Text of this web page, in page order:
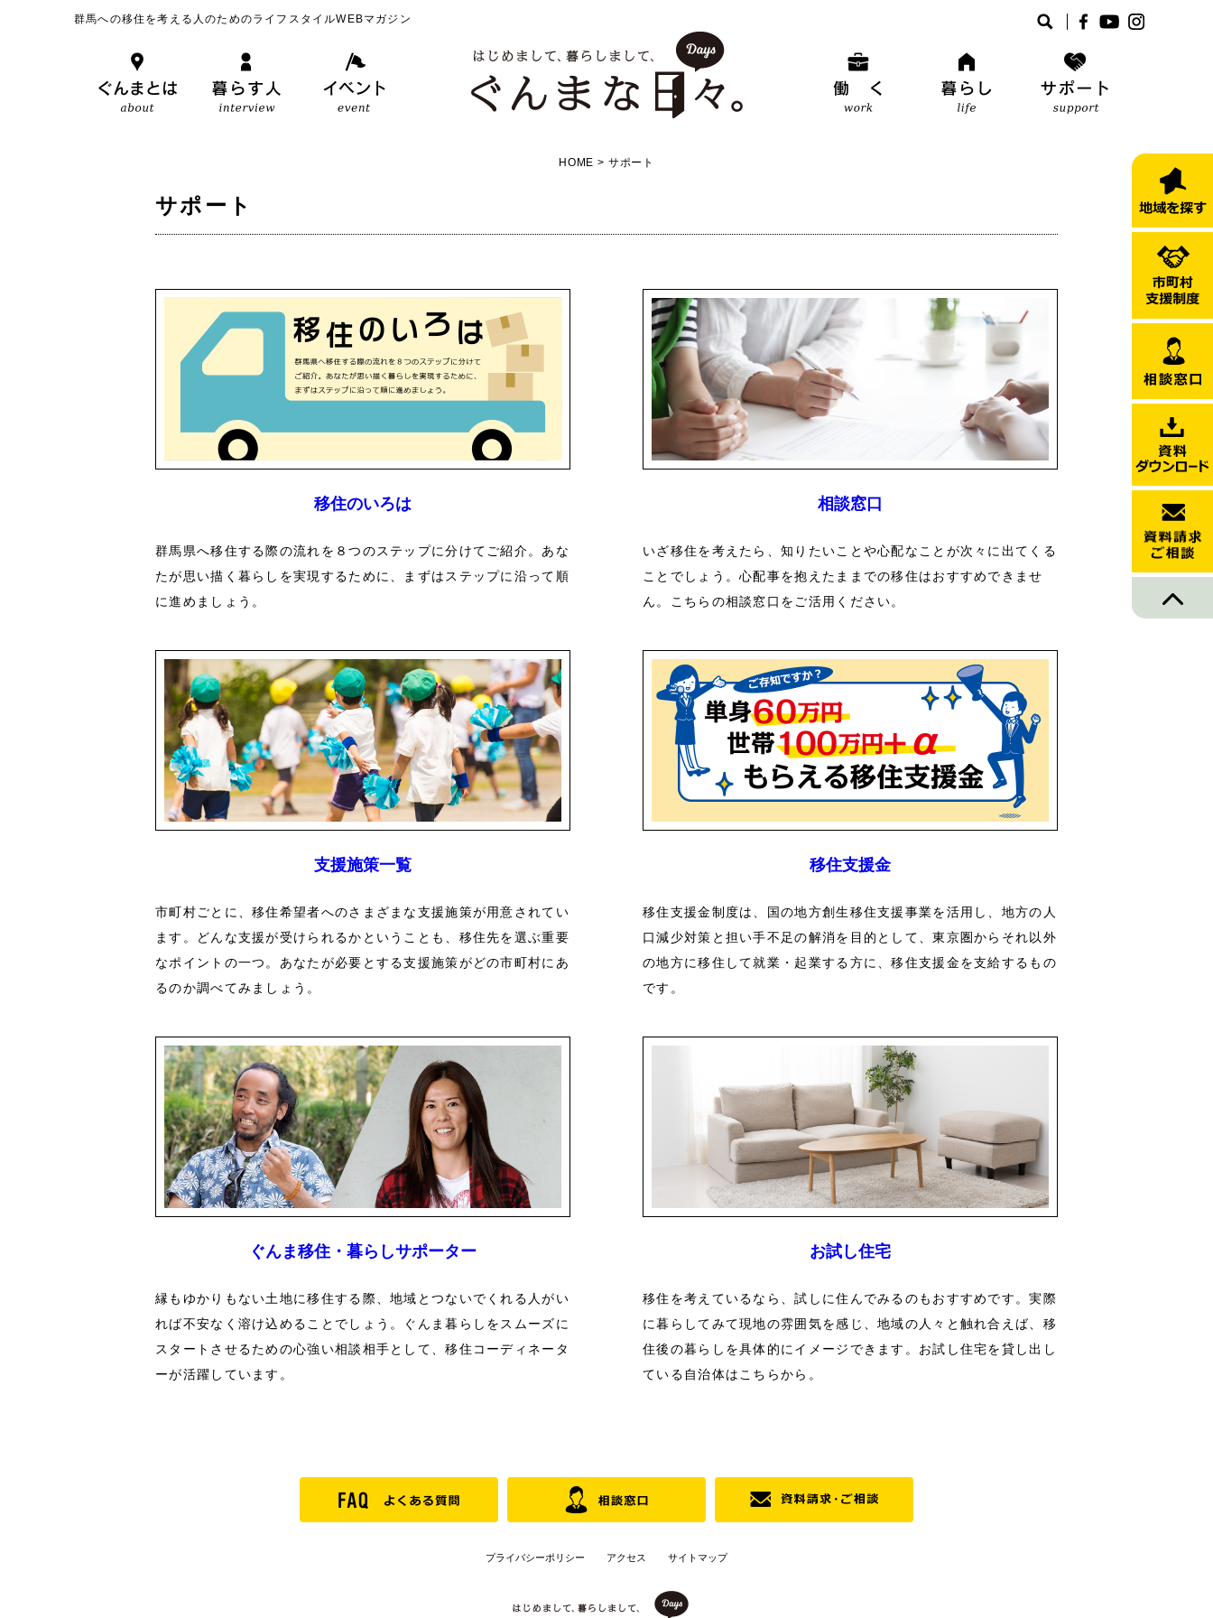
群馬への移住を考える人のためのライフスタイルWEBマガジン
HOME > サポート
サポート
移住のいろは
群馬県へ移住する際の流れを８つのステップに分けてご紹介。あな
たが思い描く暮らしを実現するために、まずはステップに沿って順
に進めましょう。
相談窓口
いざ移住を考えたら、知りたいことや心配なことが次々に出てくる
ことでしょう。心配事を抱えたままでの移住はおすすめできませ
ん。こちらの相談窓口をご活用ください。
支援施策一覧
市町村ごとに、移住希望者へのさまざまな支援施策が用意されてい
ます。どんな支援が受けられるかということも、移住先を選ぶ重要
なポイントの一つ。あなたが必要とする支援施策がどの市町村にあ
るのか調べてみましょう。
移住支援金
移住支援金制度は、国の地方創生移住支援事業を活用し、地方の人
口減少対策と担い手不足の解消を目的として、東京圏からそれ以外
の地方に移住して就業・起業する方に、移住支援金を支給するもの
です。
ぐんま移住・暮らしサポーター
縁もゆかりもない土地に移住する際、地域とつないでくれる人がい
れば不安なく溶け込めることでしょう。ぐんま暮らしをスムーズに
スタートさせるための心強い相談相手として、移住コーディネータ
ーが活躍しています。
お試し住宅
移住を考えているなら、試しに住んでみるのもおすすめです。実際
に暮らしてみて現地の雰囲気を感じ、地域の人々と触れ合えば、移
住後の暮らしを具体的にイメージできます。お試し住宅を貸し出し
ている自治体はこちらから。
プライバシーポリシー アクセス サイトマップ